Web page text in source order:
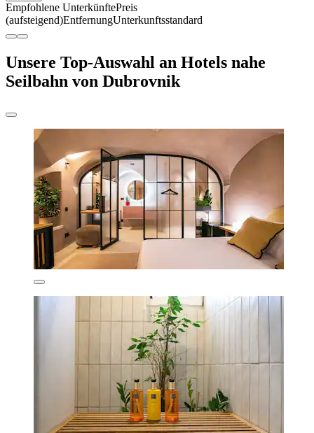
Empfohlene UnterkünftePreis
(aufsteigend)EntfernungUnterkunftsstandard
Unsere Top-Auswahl an Hotels nahe
Seilbahn von Dubrovnik